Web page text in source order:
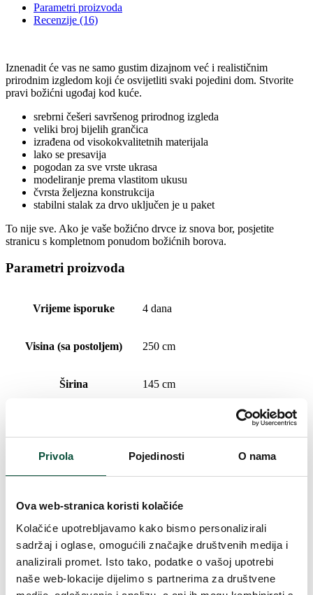
Privola Pojedinosti O nama
Ova web-stranica koristi kolačiće
Kolačiće upotrebljavamo kako bismo personalizirali
sadržaj i oglase, omogućili značajke društvenih medija i
analizirali promet. Isto tako, podatke o vašoj upotrebi
naše web-lokacije dijelimo s partnerima za društvene
Parametri proizvoda
Recenzije (16)
Iznenadit će vas ne samo gustim dizajnom već i realističnim
prirodnim izgledom koji će osvijetliti svaki pojedini dom. Stvorite
pravi božićni ugođaj kod kuće.
srebrni češeri savršenog prirodnog izgleda
veliki broj bijelih grančica
izrađena od visokokvalitetnih materijala
lako se presavija
pogodan za sve vrste ukrasa
modeliranje prema vlastitom ukusu
čvrsta željezna konstrukcija
stabilni stalak za drvo uključen je u paket
To nije sve. Ako je vaše božićno drvce iz snova bor, posjetite
stranicu s kompletnom ponudom božićnih borova.
Parametri proizvoda
Vrijeme isporuke 4 dana
Visina (sa postoljem) 250 cm
Širina 145 cm
Vrsta iglica PVC
Broj dijelova 3
Postolje (uključeno u paket) Umjetni